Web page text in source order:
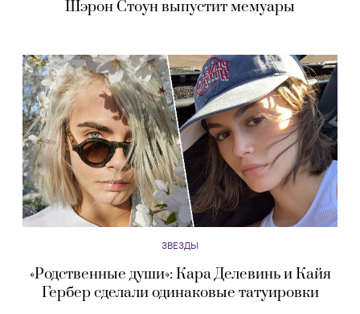
Шэрон Стоун выпустит мемуары
ЗВЕЗДЫ
«Родственные души»: Кара Делевинь и Кайя
Гербер сделали одинаковые татуировки